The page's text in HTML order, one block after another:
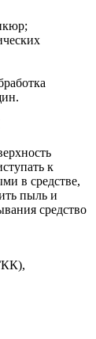
к
в средстве,
пыль и
средство